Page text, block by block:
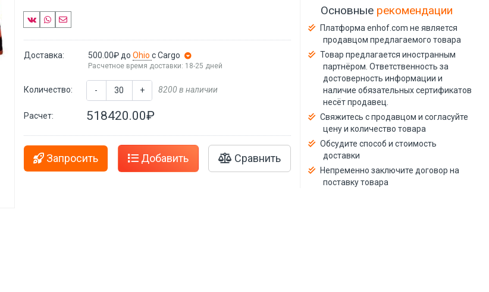
Доставка: 500.00₽ доOhioс Cargo
Расчетное время доставки: 18-25 дней
Количество: - + 8200 в наличии
Расчет: 518420.00₽
Запросить Добавить Сравнить
Основные рекомендации
Платформа enhof.com не является
продавцом предлагаемого товара
Товар предлагается иностранным
партнёром. Ответственность за
достоверность информации и
наличие обязательных сертификатов
несёт продавец.
Свяжитесь с продавцом и согласуйте
цену и количество товара
Обсудите способ и стоимость
доставки
Непременно заключите договор на
поставку товара